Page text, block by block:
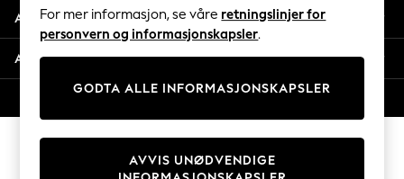
Trending: Clogs
Toy Story
THE SET
Coats & Jackets
Sweatshirts & Hoodies
Knitwear
Cardigans
Avdelinger
Andre tjenester
For mer informasjon, se våre retningslinjer for
personvern og informasjonskapsler.
GODTA ALLE INFORMASJONSKAPSLER
AVVIS UNØDVENDIGE